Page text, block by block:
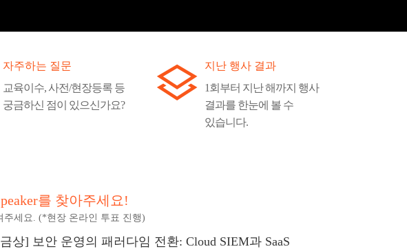
자주하는 질문
교육이수, 사전/현장등록 등
궁금하신 점이 있으신가요?
지난 행사 결과
1회부터 지난 해까지 행사
결과를 한눈에 볼 수
있습니다.
를 찾아주세요!
세요. (*현장 온라인 투표 진행)
상] 보안 운영의 패러다임 전환: Cloud SIEM과 SaaS